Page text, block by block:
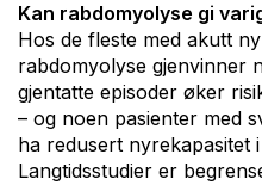
Kan rabdomyolyse gi
Hos de fleste med akutt
rabdomyolyse gjenvinner
gjentatte episoder øker
– og noen pasienter med
ha redusert nyrekapasitet
Langtidsstudier er